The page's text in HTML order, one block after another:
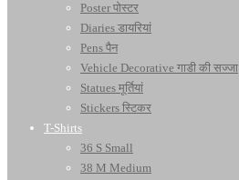
Poster पोस्टर
Diaries डायरियां
Pens पैन
Vehicle Decorative गाडी की सज्जा
Statues मूर्तियां
Stickers स्टिकर
T-Shirts
36 S Small
38 M Medium